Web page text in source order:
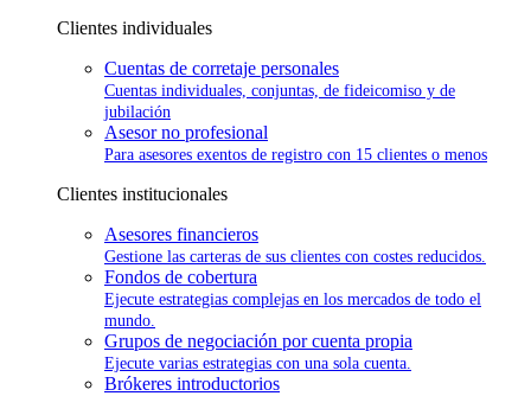
Clientes individuales
Cuentas de corretaje personales
Cuentas individuales, conjuntas, de fideicomiso y de
jubilación
Asesor no profesional
Para asesores exentos de registro con 15 clientes o menos
Clientes institucionales
Asesores financieros
Gestione las carteras de sus clientes con costes reducidos.
Fondos de cobertura
Ejecute estrategias complejas en los mercados de todo el
mundo.
Grupos de negociación por cuenta propia
Ejecute varias estrategias con una sola cuenta.
Brókeres introductorios